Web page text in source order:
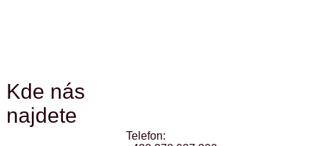
Telefon:
Kde nás
najdete